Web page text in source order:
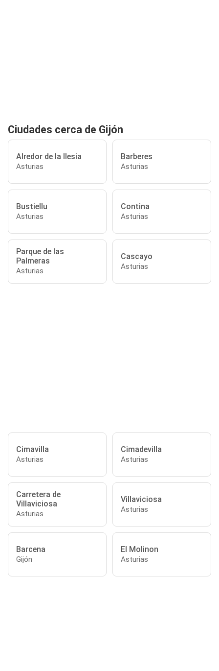
Ciudades cerca de Gijón
Alredor de la Ilesia
Asturias
Barberes
Asturias
Bustiellu
Asturias
Contina
Asturias
Parque de las
Palmeras
Asturias
Cascayo
Asturias
Cimavilla
Asturias
Cimadevilla
Asturias
Carretera de
Villaviciosa
Asturias
Villaviciosa
Asturias
Barcena
Gijón
El Molinon
Asturias